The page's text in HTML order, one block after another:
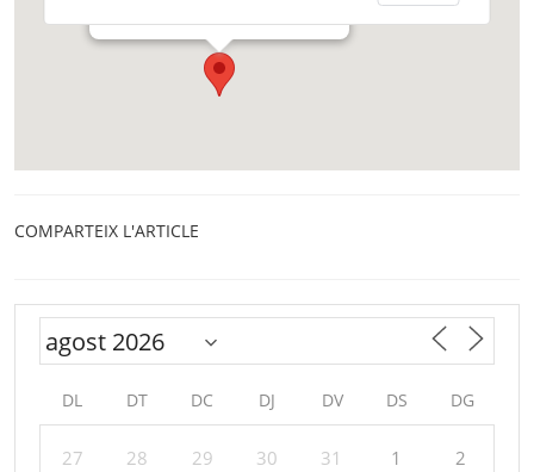
COMPARTEIX L'ARTICLE
DL DT DC DJ DV DS DG
27 28 29 30 31 1 2